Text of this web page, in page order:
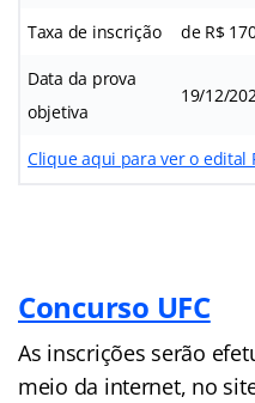
Taxa de inscrição de R$
Data da prova
objetiva
19/12/
Clique aqui para ver o edital
Concurso UFC
As inscrições serão
meio da internet, no